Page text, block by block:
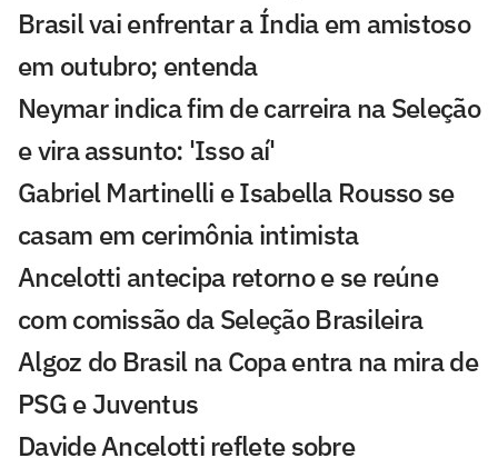
Brasil vai enfrentar a Índia em amistoso
em outubro; entenda
Neymar indica fim de carreira na Seleção
e vira assunto: 'Isso aí'
Gabriel Martinelli e Isabella Rousso se
casam em cerimônia intimista
Ancelotti antecipa retorno e se reúne
com comissão da Seleção Brasileira
Algoz do Brasil na Copa entra na mira de
PSG e Juventus
Davide Ancelotti reflete sobre